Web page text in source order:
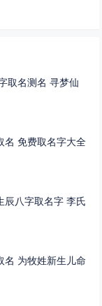
取名测名 寻梦仙
名 免费取名字大全
辰八字取名字 李氏
名 为牧姓新生儿命